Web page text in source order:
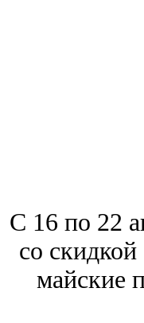
C 16 по 22
со
майские